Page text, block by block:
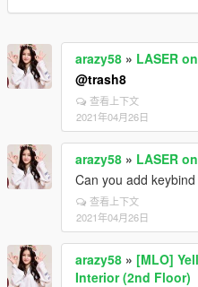
arazy58 » LASER
@trash8
查看上下文
2021年04月26日
arazy58 » LASER
Can you add
查看上下文
2021年04月26日
arazy58 » [MLO]
Interior (2nd Floor)